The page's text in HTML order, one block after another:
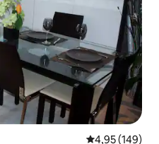
4,95 av 5 i
4,95 (149)